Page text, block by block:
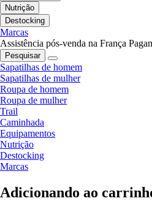
Nutrição
Destocking
Marcas
Assistência pós-venda na França
Pesquisar
Sapatilhas de homem
Sapatilhas de mulher
Roupa de homem
Roupa de mulher
Trail
Caminhada
Equipamentos
Nutrição
Destocking
Marcas
Adicionando ao